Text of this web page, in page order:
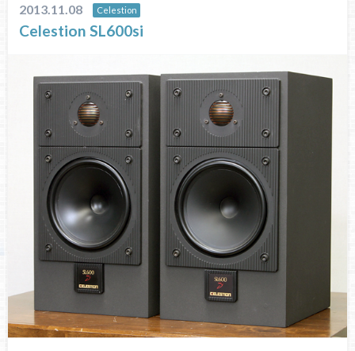
2013.11.08 Celestion
Celestion SL600si